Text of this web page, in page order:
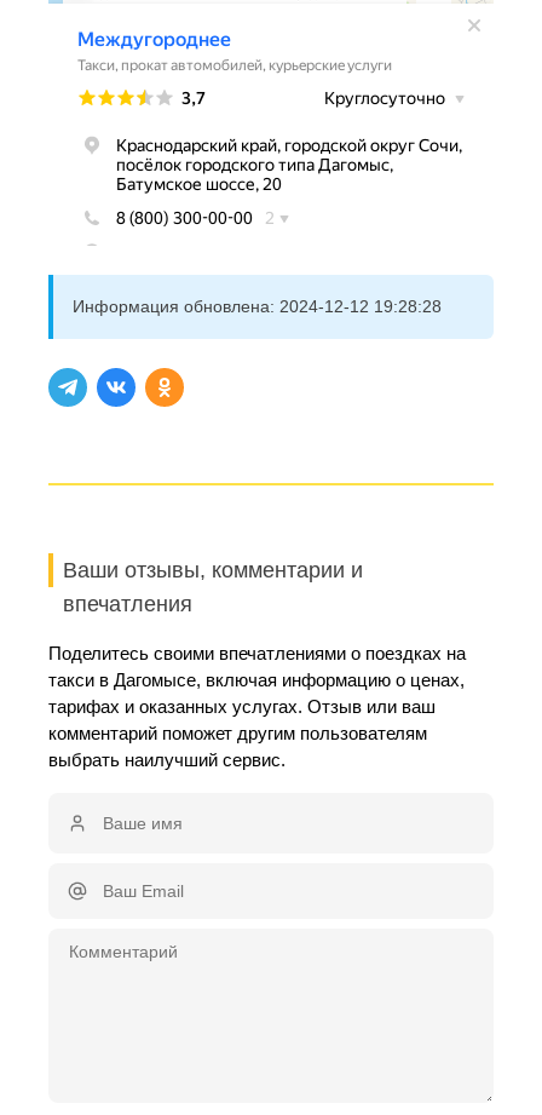
Информация обновлена: 2024-12-12 19:28:28
Ваши отзывы, комментарии и
впечатления
Поделитесь своими впечатлениями о поездках на
такси в Дагомысе, включая информацию о ценах,
тарифах и оказанных услугах. Отзыв или ваш
комментарий поможет другим пользователям
выбрать наилучший сервис.